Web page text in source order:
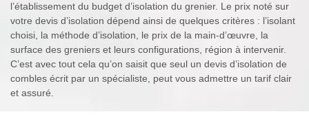
l’établissement du budget d’isolation du grenier. Le prix noté sur
votre devis d’isolation dépend ainsi de quelques critères : l’isolant
choisi, la méthode d’isolation, le prix de la main-d’œuvre, la
surface des greniers et leurs configurations, région à intervenir.
C’est avec tout cela qu’on saisit que seul un devis d’isolation de
combles écrit par un spécialiste, peut vous admettre un tarif clair
et assuré.